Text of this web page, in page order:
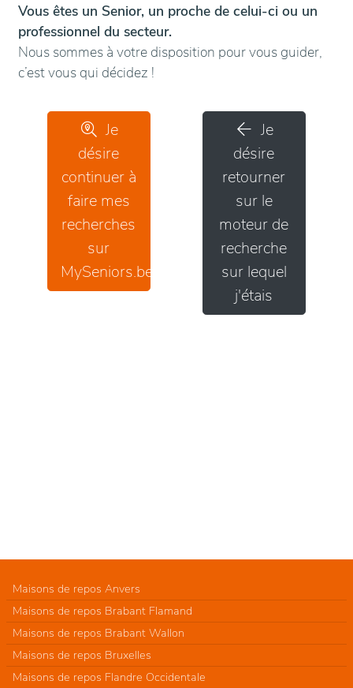
Vous êtes un Senior, un proche de celui-ci ou un
professionnel du secteur.
Nous sommes à votre disposition pour vous guider,
c’est vous qui décidez !
Je
désire
continuer à
faire mes
recherches
sur
MySeniors.be
Je
désire
retourner
sur le
moteur de
recherche
sur lequel
j'étais
Maisons de repos Anvers
Maisons de repos Brabant Flamand
Maisons de repos Brabant Wallon
Maisons de repos Bruxelles
Maisons de repos Flandre Occidentale